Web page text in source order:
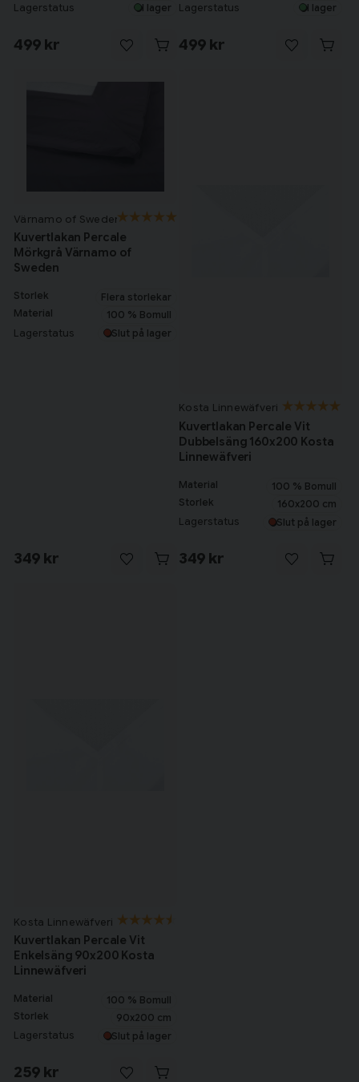
Lagerstatus I lager
499 kr
Lagerstatus I lager
499 kr
Värnamo of Sweden
Kuvertlakan Percale
Mörkgrå Värnamo of
Sweden
Storlek
Flera storlekar
Material
100 % Bomull
Lagerstatus Slut på lager
349 kr
Kosta Linnewäfveri
Kuvertlakan Percale Vit
Dubbelsäng 160x200 Kosta
Linnewäfveri
Material
100 % Bomull
Storlek
160x200 cm
Lagerstatus Slut på lager
349 kr
Kosta Linnewäfveri
Kuvertlakan Percale Vit
Enkelsäng 90x200 Kosta
Linnewäfveri
Material
100 % Bomull
Storlek
90x200 cm
Lagerstatus Slut på lager
259 kr